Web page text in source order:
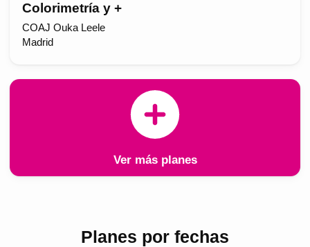
Colorimetría y +
COAJ Ouka Leele
Madrid
Ver más planes
Planes por fechas